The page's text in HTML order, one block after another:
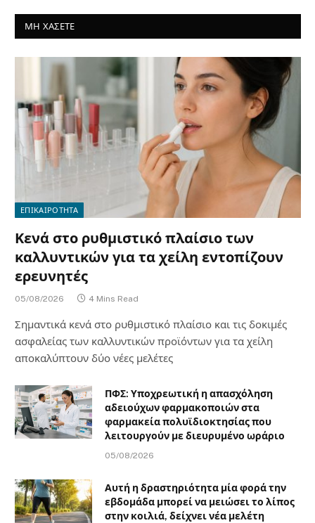
ΜΗ ΧΑΣΕΤΕ
ΕΠΙΚΑΙΡΟΤΗΤΑ
Κενά στο ρυθμιστικό πλαίσιο των
καλλυντικών για τα χείλη εντοπίζουν
ερευνητές
05/08/2026 4 Mins Read
Σημαντικά κενά στο ρυθμιστικό πλαίσιο και τις δοκιμές
ασφαλείας των καλλυντικών προϊόντων για τα χείλη
αποκαλύπτουν δύο νέες μελέτες
ΠΦΣ: Υποχρεωτική η απασχόληση
αδειούχων φαρμακοποιών στα
φαρμακεία πολυϊδιοκτησίας που
λειτουργούν με διευρυμένο ωράριο
05/08/2026
Αυτή η δραστηριότητα μία φορά την
εβδομάδα μπορεί να μειώσει το λίπος
στην κοιλιά, δείχνει νέα μελέτη